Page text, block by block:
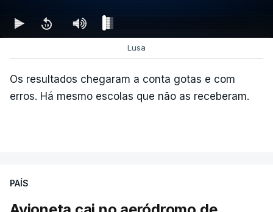
Lusa
Os resultados chegaram a conta gotas e com
erros. Há mesmo escolas que não as receberam.
PAÍS